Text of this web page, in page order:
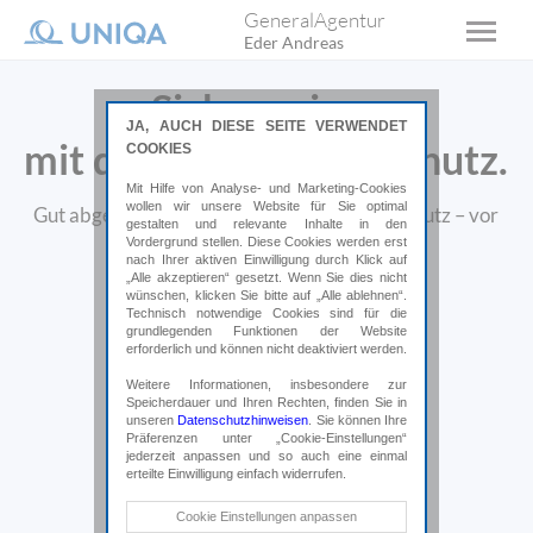
GeneralAgentur
Eder Andreas
Sicher reisen
mit dem passenden Schutz.
Gut abgesichert mit dem passenden Reiseschutz – vor
und während Ihrer Reise.
Online abschließen*
JA, AUCH DIESE SEITE VERWENDET
COOKIES
Mit Hilfe von Analyse- und Marketing-Cookies
wollen wir unsere Website für Sie optimal
gestalten und relevante Inhalte in den
Vordergrund stellen. Diese Cookies werden erst
nach Ihrer aktiven Einwilligung durch Klick auf
„Alle akzeptieren“ gesetzt. Wenn Sie dies nicht
wünschen, klicken Sie bitte auf „Alle ablehnen“.
Technisch notwendige Cookies sind für die
grundlegenden Funktionen der Website
erforderlich und können nicht deaktiviert werden.
Weitere Informationen, insbesondere zur
Speicherdauer und Ihren Rechten, finden Sie in
unserenDatenschutzhinweisen . Sie können Ihre
Präferenzen unter „Cookie-Einstellungen“
jederzeit anpassen und so auch eine einmal
erteilte Einwilligung einfach widerrufen.
Technische Cookies
Cookie Einstellungen anpassen